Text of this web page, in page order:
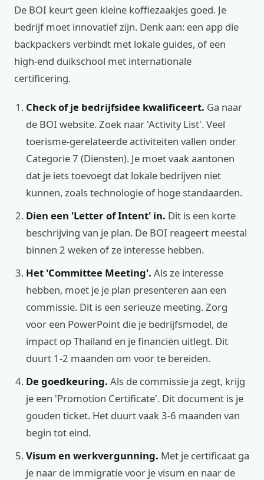
De BOI keurt geen kleine koffiezaakjes goed. Je
bedrijf moet innovatief zijn. Denk aan: een app die
backpackers verbindt met lokale guides, of een
high-end duikschool met internationale
certificering.
Check of je bedrijfsidee kwalificeert. Ga naar
de BOI website. Zoek naar 'Activity List'. Veel
toerisme-gerelateerde activiteiten vallen onder
Categorie 7 (Diensten). Je moet vaak aantonen
dat je iets toevoegt dat lokale bedrijven niet
kunnen, zoals technologie of hoge standaarden.
Dien een 'Letter of Intent' in. Dit is een korte
beschrijving van je plan. De BOI reageert meestal
binnen 2 weken of ze interesse hebben.
Het 'Committee Meeting'. Als ze interesse
hebben, moet je je plan presenteren aan een
commissie. Dit is een serieuze meeting. Zorg
voor een PowerPoint die je bedrijfsmodel, de
impact op Thailand en je financiën uitlegt. Dit
duurt 1-2 maanden om voor te bereiden.
De goedkeuring. Als de commissie ja zegt, krijg
je een 'Promotion Certificate'. Dit document is je
gouden ticket. Het duurt vaak 3-6 maanden van
begin tot eind.
Visum en werkvergunning. Met je certificaat ga
je naar de immigratie voor je visum en naar de